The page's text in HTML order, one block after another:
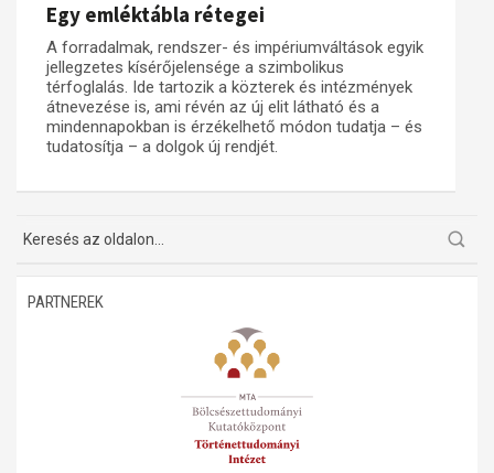
A békerendszer megszilárdulása
Utókor és emlékezet
Adatbázis
Emlékművek (feltöltés alatt)
Menekültek
Visszhang
Publikációk
A trianoni szerződés
Egy emléktábla rétegei
A forradalmak, rendszer- és impériumváltások egyik
jellegzetes kísérőjelensége a szimbolikus
térfoglalás. Ide tartozik a közterek és intézmények
átnevezése is, ami révén az új elit látható és a
mindennapokban is érzékelhető módon tudatja – és
tudatosítja – a dolgok új rendjét.
PARTNEREK